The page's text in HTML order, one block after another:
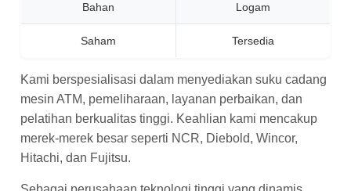
Bahan Logam
Saham Tersedia
Kami berspesialisasi dalam menyediakan suku cadang
mesin ATM, pemeliharaan, layanan perbaikan, dan
pelatihan berkualitas tinggi. Keahlian kami mencakup
merek-merek besar seperti NCR, Diebold, Wincor,
Hitachi, dan Fujitsu.